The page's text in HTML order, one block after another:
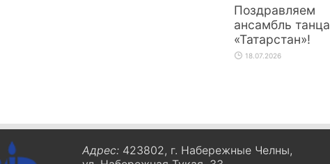
Поздравляем
ансамбль танца
«Татарстан»!
18.07.2026
Адрес: 423802, г. Набережные Челны,